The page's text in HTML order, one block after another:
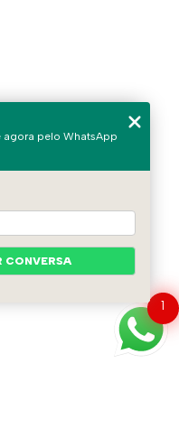
1
agora pelo WhatsApp
CONVERSA